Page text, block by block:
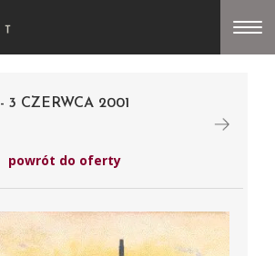
- 3 CZERWCA 2001
powrót do oferty